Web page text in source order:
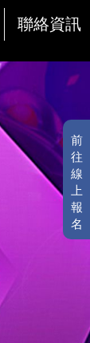
聯絡資訊
前
往
線
上
報
名